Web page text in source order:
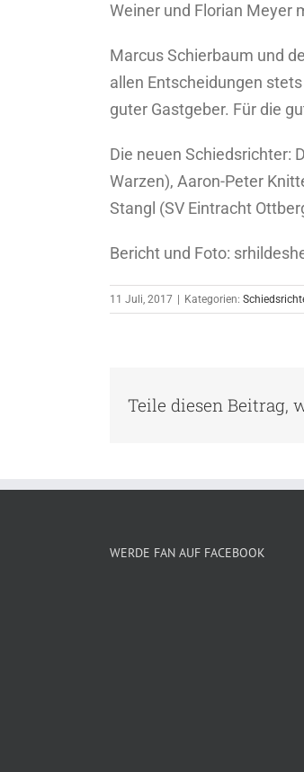
Weiner und Florian Meyer
Marcus Schierbaum und
allen Entscheidungen
guter Gastgeber. Für die
Die neuen Schiedsrichter:
Warzen), Aaron-Peter
Stangl (SV Eintracht
Bericht und Foto:
11 Juli, 2017 Kategorien:
Teile diesen Beitrag,
WERDE FAN AUF FACEBOOK